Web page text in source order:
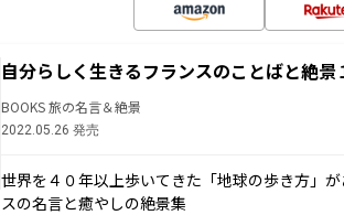
自分らしく生きるフランスのことばと絶景
BOOKS 旅の名言＆絶景
2022.05.26 発売
世界を４０年以上歩いてきた「地球の歩き方」
スの名言と癒やしの絶景集